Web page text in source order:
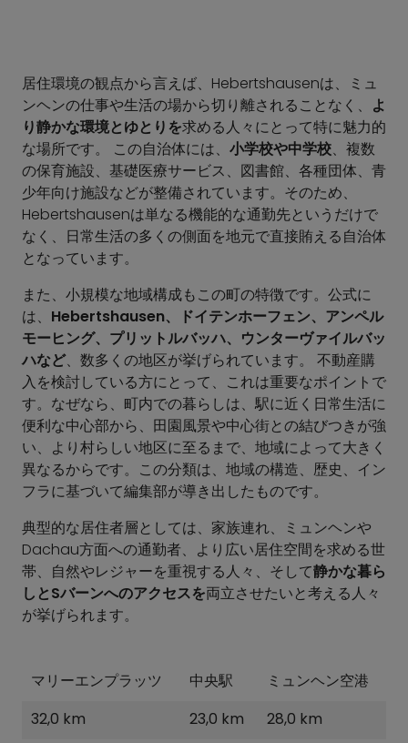
居住環境の観点から言えば、Hebertshausenは、ミュ
ンヘンの仕事や生活の場から切り離されることなく、 よ
り静かな環境とゆとりを求める人々にとって特に魅力的
な場所です。 この自治体には、 小学校や中学校、複数
の保育施設、基礎医療サービス、図書館、各種団体、青
少年向け施設などが整備されています。そのため、
Hebertshausenは単なる機能的な通勤先というだけで
なく、日常生活の多くの側面を地元で直接賄える自治体
となっています。
また、小規模な地域構成もこの町の特徴です。公式に
は、 Hebertshausen、ドイテンホーフェン、アンペル
モーヒング、プリットルバッハ、ウンターヴァイルバッ
ハなど、数多くの地区が挙げられています。 不動産購
入を検討している方にとって、これは重要なポイントで
す。なぜなら、町内での暮らしは、駅に近く日常生活に
便利な中心部から、田園風景や中心街との結びつきが強
い、より村らしい地区に至るまで、地域によって大きく
異なるからです。この分類は、地域の構造、歴史、イン
フラに基づいて編集部が導き出したものです。
典型的な居住者層としては、家族連れ、ミュンヘンや
Dachau方面への通勤者、より広い居住空間を求める世
帯、自然やレジャーを重視する人々、そして静かな暮ら
しとSバーンへのアクセスを両立させたいと考える人々
が挙げられます。
マリーエンプラッツ 中央駅
ミュンヘン空港
32,0 km
23,0 km 28,0 km